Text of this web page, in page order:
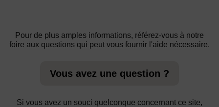
Pour de plus amples informations, référez-vous à notre
foire aux questions qui peut vous fournir l'aide nécessaire.
Vous avez une question ?
Si vous avez un souci quelconque concernant ce site,